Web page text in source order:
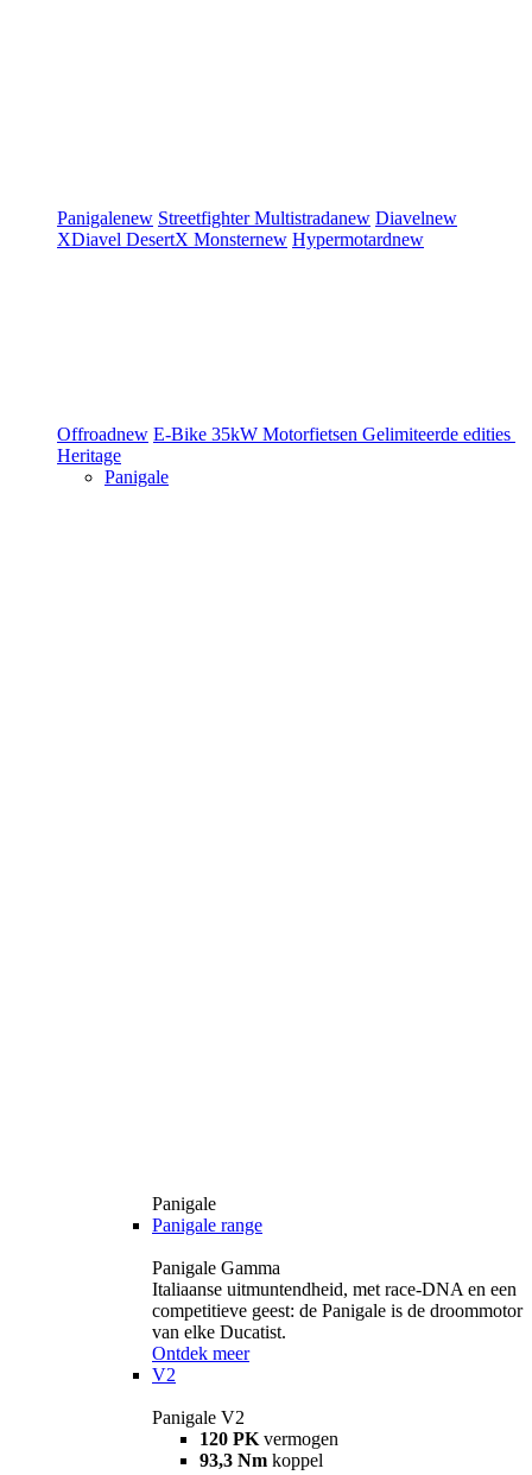
Panigalenew StreetfighterMultistradanew Diavelnew
XDiavel DesertX Monsternew Hypermotardnew
Offroadnew E-Bike 35kW Motorfietsen Gelimiteerde edities
Heritage
Panigale
Panigale
Panigale range
Panigale Gamma
Italiaanse uitmuntendheid, met race-DNA en een
competitieve geest: de Panigale is de droommotor
van elke Ducatist.
Ontdek meer
V2
Panigale V2
120 PK vermogen
93,3 Nm koppel